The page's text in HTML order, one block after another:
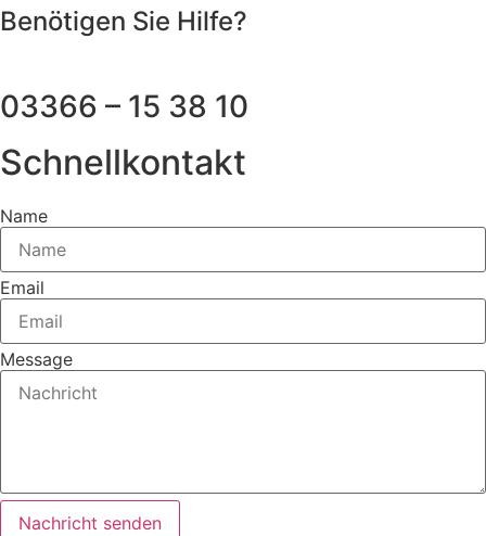
Benötigen Sie Hilfe?
03366 – 15 38 10
Schnellkontakt
Name
Email
Message
Nachricht senden